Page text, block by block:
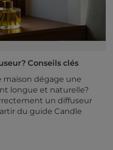
Conseils clés
maison dégage une
longue et naturelle?
un diffuseur
du guide Candle